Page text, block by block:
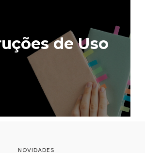
de Uso
Acessar
NOVIDADES